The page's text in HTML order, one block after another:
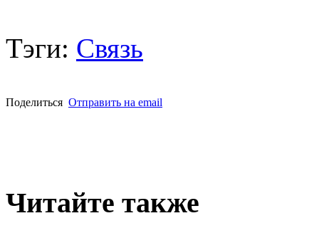
Тэги: Связь
Поделиться Отправить на email
Читайте также